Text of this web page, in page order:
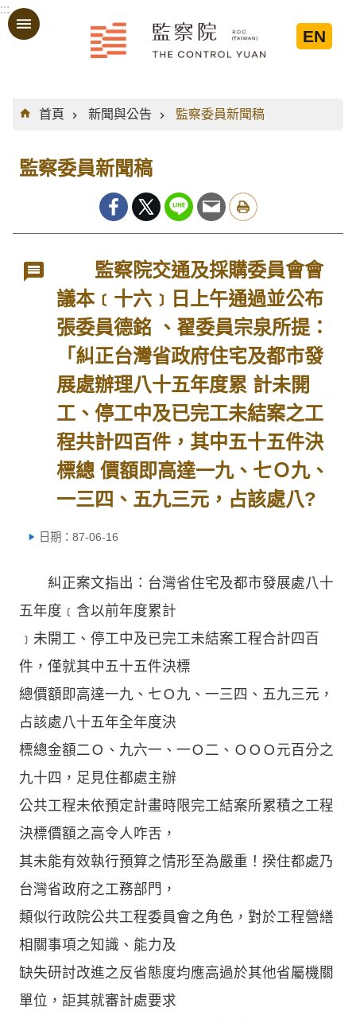
跳到主要內容區塊
:::
EN
:::
首頁
新聞與公告 監察委員新聞稿
監察委員新聞稿
監察院交通及採購委員會會
議本﹝十六﹞日上午通過並公布
張委員德銘 、翟委員宗泉所提：
「糾正台灣省政府住宅及都市發
展處辦理八十五年度累 計未開
工、停工中及已完工未結案之工
程共計四百件，其中五十五件決
標總 價額即高達一九、七Ｏ九、
一三四、五九三元，占該處八?
日期：87-06-16
糾正案文指出：台灣省住宅及都市發展處八十
五年度﹝含以前年度累計
﹞未開工、停工中及已完工未結案工程合計四百
件，僅就其中五十五件決標
總價額即高達一九、七Ｏ九、一三四、五九三元，
占該處八十五年全年度決
標總金額二Ｏ、九六一、一Ｏ二、ＯＯＯ元百分之
九十四，足見住都處主辦
公共工程未依預定計畫時限完工結案所累積之工程
決標價額之高令人咋舌，
其未能有效執行預算之情形至為嚴重！揆住都處乃
台灣省政府之工務部門，
類似行政院公共工程委員會之角色，對於工程營繕
相關事項之知識、能力及
缺失研討改進之反省態度均應高過於其他省屬機關
單位，詎其就審計處要求